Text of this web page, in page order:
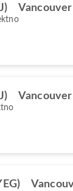
Vancouver
Vancouver